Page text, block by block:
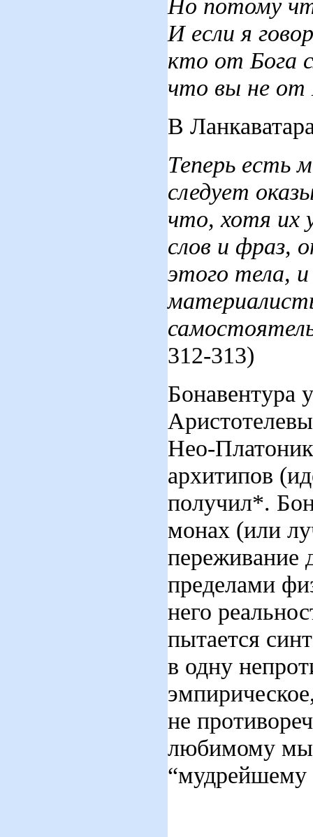
Но потому
Иесли я
кто от Бога
что вы не от
В
Теперь есть
следует
что, хотя их
слов и фраз,
этого тела,
312-313)
Бонавентура
Нео-
архитипов
получил*.
монах (или
переживание
пределами
него
пытается
в одну
не
любимому
“мудрейшему